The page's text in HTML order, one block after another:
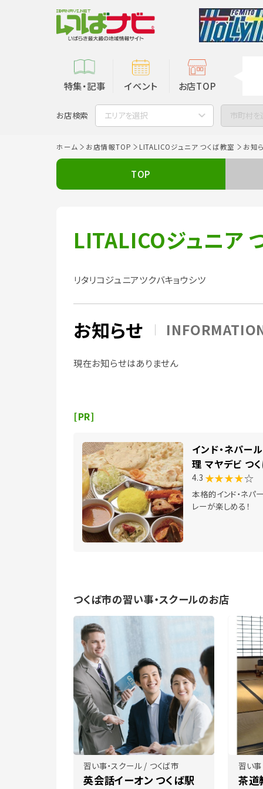
特集・記事 イベント お店TOP
お店検索 エリアを選択 市町村を
ホーム お店情報TOP LITALICOジュニア つくば教室 お知
TOP
LITALICOジュニア
リタリコジュニアツクバキョウシツ
お知らせ
現在お知らせはありません
[PR]
インド・ネパー
理 マヤデビ つ
4.3 ★★★★☆
本格的インド・ネパ
レーが楽しめる！
つくば市の習い事・スクールのお店
習い事・スクール / つくば市
英会話イーオン つくば駅
習い事
茶道